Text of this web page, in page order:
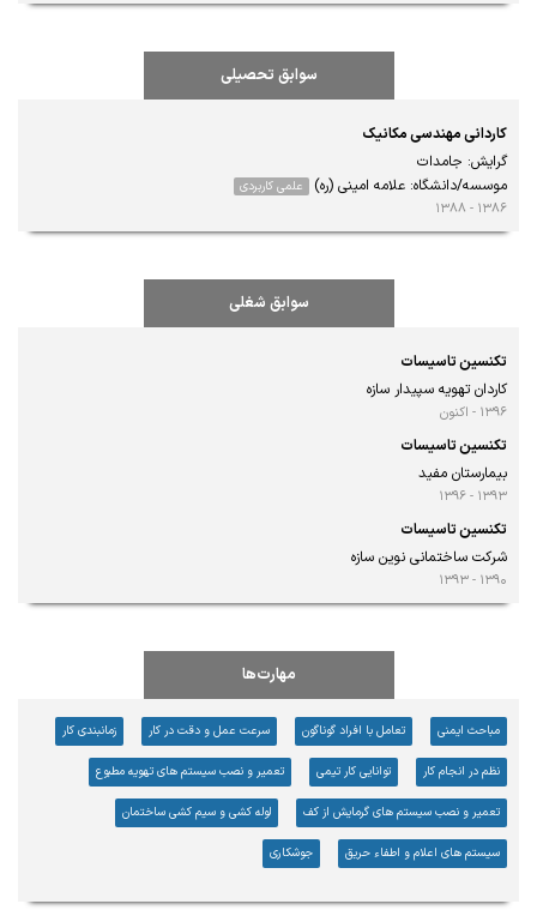
سوابق تحصیلی
کاردانی مهندسی مکانیک
گرایش: جامدات
موسسه/دانشگاه: علامه امینی (ره)
علمی کاربردی
۱۳۸۶ - ۱۳۸۸
سوابق شغلی
تکنسین تاسیسات
کاردان تهویه سپیدار سازه
۱۳۹۶ - اکنون
تکنسین تاسیسات
بیمارستان مفید
۱۳۹۳ - ۱۳۹۶
تکنسین تاسیسات
شرکت ساختمانی نوین سازه
۱۳۹۰ - ۱۳۹۳
مهارت‌ها
مباحث ایمنی تعامل با افراد گوناگون سرعت عمل و دقت در کار زمانبندی کار
نظم در انجام کار توانایی کار تیمی تعمیر و نصب سیستم های تهویه مطبوع
تعمیر و نصب سیستم های گرمایش از کف لوله کشی و سیم کشی ساختمان
سیستم های اعلام و اطفاء حریق جوشکاری